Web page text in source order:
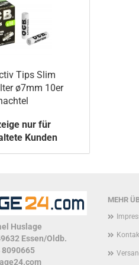
Tips Slim
ø7mm 10er
nur für
Kunden
MEHR
Huslage
Essen/Oldb.
8090665